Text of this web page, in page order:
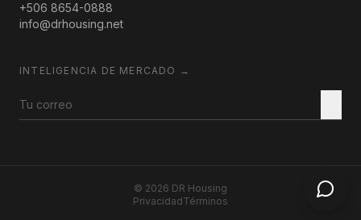
+506 8654-0888
info@drhousing.net
INTELIGENCIA DE MERCADO →
© 2026 DR Housing
PrivacidadTérminos